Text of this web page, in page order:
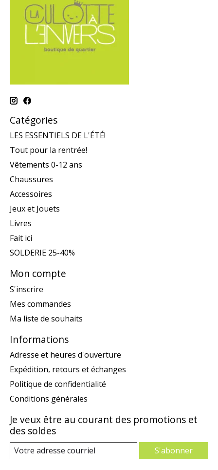
Catégories
LES ESSENTIELS DE L'ÉTÉ!
Tout pour la rentrée!
Vêtements 0-12 ans
Chaussures
Accessoires
Jeux et Jouets
Livres
Fait ici
SOLDERIE 25-40%
Mon compte
S'inscrire
Mes commandes
Ma liste de souhaits
Informations
Adresse et heures d'ouverture
Expédition, retours et échanges
Politique de confidentialité
Conditions générales
Je veux être au courant des promotions et
des soldes
S'abonner